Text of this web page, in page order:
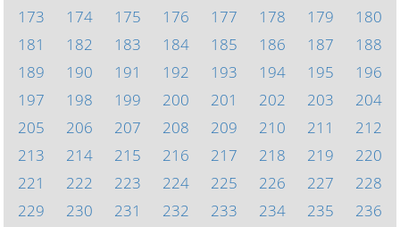
173
174 175 176 177 178 179
180
181
182 183 184 185 186 187
188
189
190 191 192 193 194 195
196
197
198 199 200 201 202 203
204
205
206 207 208 209 210 211
212
213
214 215 216 217 218 219
220
221
222 223 224 225 226 227
228
229
230 231 232 233 234 235
236